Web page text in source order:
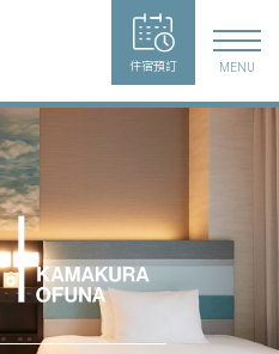
住宿預訂 MENU